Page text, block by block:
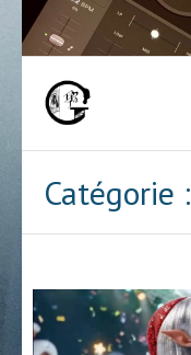
Skip
to
Catégorie :